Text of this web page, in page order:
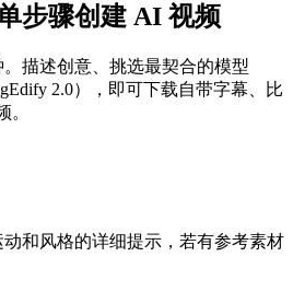
步骤创建 AI 视频
描述创意、挑选最契合的模型
2.0），即可下载自带字幕、比
。
和风格的详细提示，若有参考素材